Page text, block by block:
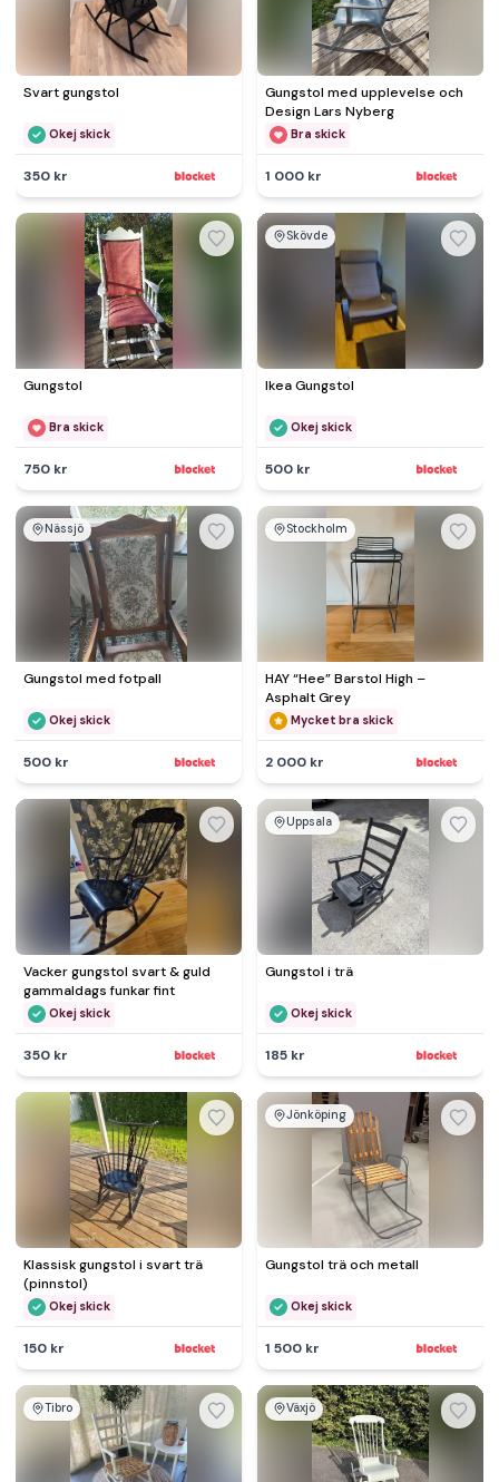
Svart gungstol
Okej skick
350 kr
Gungstol med upplevelse och
Design Lars Nyberg
Bra skick
1 000 kr
Gungstol
Bra skick
750 kr
Skövde
Ikea Gungstol
Okej skick
500 kr
Nässjö
Gungstol med fotpall
Okej skick
500 kr
Stockholm
HAY “Hee” Barstol High –
Asphalt Grey
Mycket bra skick
2 000 kr
Vacker gungstol svart & guld
gammaldags funkar fint
Okej skick
350 kr
Uppsala
Gungstol i trä
Okej skick
185 kr
Klassisk gungstol i svart trä
(pinnstol)
Okej skick
150 kr
Jönköping
Gungstol trä och metall
Okej skick
1 500 kr
Tibro Växjö